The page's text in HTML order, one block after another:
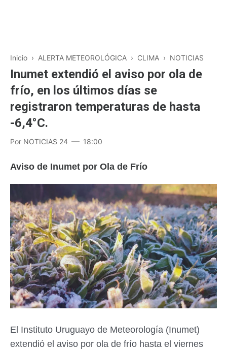
Inicio › ALERTA METEOROLÓGICA › CLIMA › NOTICIAS
Inumet extendió el aviso por ola de
frío, en los últimos días se
registraron temperaturas de hasta
-6,4°C.
Por NOTICIAS 24 18:00
Aviso de Inumet por Ola de Frío
El Instituto Uruguayo de Meteorología (Inumet)
extendió el aviso por ola de frío hasta el viernes